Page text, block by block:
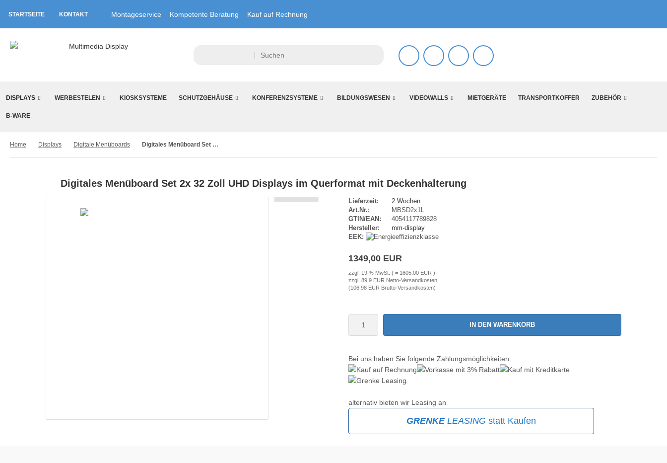
STARTSEITE KONTAKT Montageservice Kompetente Beratung Kauf auf Rechnung
DISPLAYS WERBESTELEN KIOSKSYSTEME SCHUTZGEHÄUSE KONFERENZSYSTEME BILDUNGSWESEN VIDEOWALLS MIETGERÄTE TRANSPORTKOFFER ZUBEHÖR
B-WARE
Home Displays Digitale Menüboards Digitales Menüboard Set 2x 32 Zoll UHD Displays im Querformat mit Deckenhalterung
Digitales Menüboard Set 2x 32 Zoll UHD Displays im Querformat mit Deckenhalterung
Lieferzeit:
2 Wochen
Art.Nr.:
MBSD2x1L
GTIN/EAN:
4054117789828
Hersteller:
mm-display
EEK:
1349,00 EUR
zzgl. 19 % MwSt. ( = 1605.00 EUR )
zzgl. 89.9 EUR Netto-Versandkosten
(106.98 EUR Brutto-Versandkosten)
IN DEN WARENKORB
Bei uns haben Sie folgende Zahlungsmöglichkeiten:
alternativ bieten wir Leasing an
GRENKE LEASING statt Kaufen